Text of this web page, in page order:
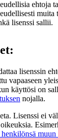
ehtoja
muita
lisenssi sallii.
lisenssin
vapaaseen
käyttösi on
nojalla.
Lisenssi ei
muun